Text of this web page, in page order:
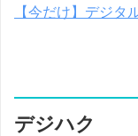
【今だけ】デジタ
デジハク